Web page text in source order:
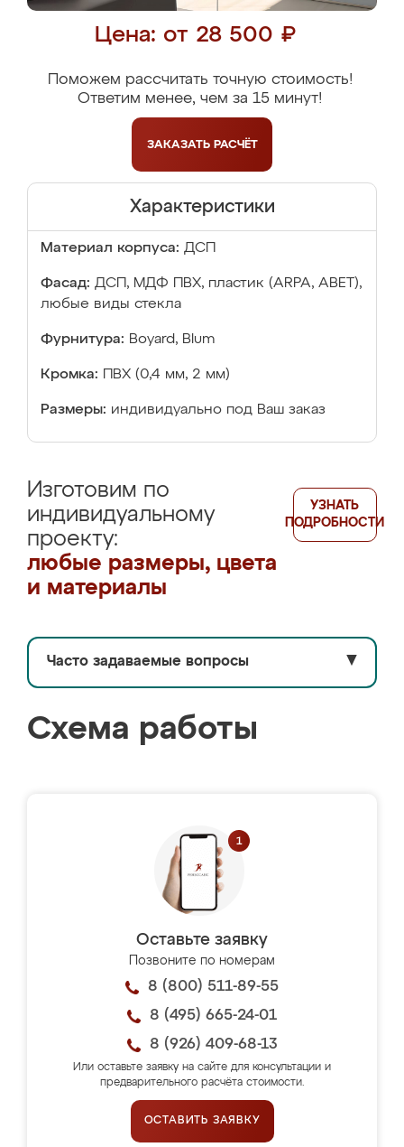
Цена: от 28 500 ₽
Поможем рассчитать точную стоимость!
Ответим менее, чем за 15 минут!
ЗАКАЗАТЬ РАСЧЁТ
Характеристики
Материал корпуса: ДСП
Фасад: ДСП, МДФ ПВХ, пластик (ARPA, ABET),
любые виды стекла
Фурнитура: Boyard, Blum
Кромка: ПВХ (0,4 мм, 2 мм)
Размеры: индивидуально под Ваш заказ
Изготовим по
индивидуальному
проекту:
любые размеры, цвета
и материалы
УЗНАТЬ
ПОДРОБНОСТИ
Часто задаваемые вопросы ▼
Схема работы
Оставьте заявку
Позвоните по номерам
8 (800) 511-89-55
8 (495) 665-24-01
8 (926) 409-68-13
Или оставьте заявку на сайте для консультации и
предварительного расчёта стоимости.
ОСТАВИТЬ ЗАЯВКУ